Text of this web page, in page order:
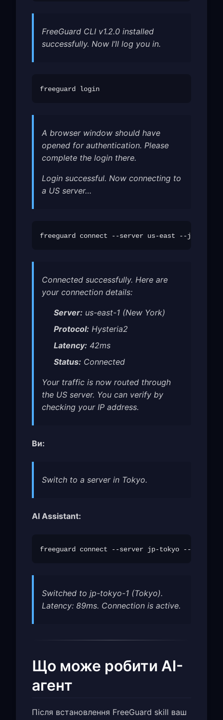
FreeGuard CLI v1.2.0 installed
successfully. Now I’ll log you in.
A browser window should have
opened for authentication. Please
complete the login there.
Login successful. Now connecting to
a US server…
Connected successfully. Here are
your connection details:
Server: us-east-1 (New York)
Protocol: Hysteria2
Latency: 42ms
Status: Connected
Your traffic is now routed through
the US server. You can verify by
checking your IP address.
Ви:
Switch to a server in Tokyo.
AI Assistant:
Switched to jp-tokyo-1 (Tokyo).
Latency: 89ms. Connection is active.
Що може робити AI-
агент
Після встановлення FreeGuard skill ваш